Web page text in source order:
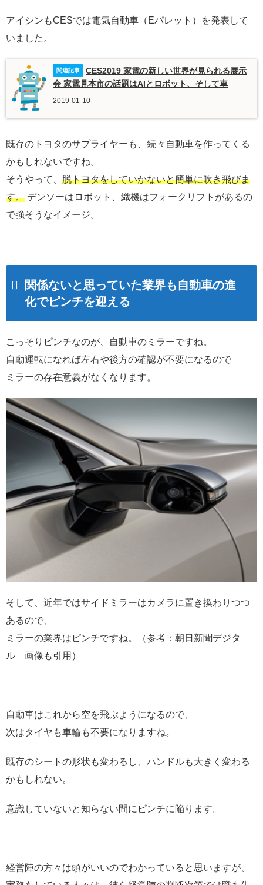
アイシンもCESでは電気自動車（Eパレット）を発表して
いました。
CES2019 家電の新しい世界が見られる展示
会 家電見本市の話題はAIとロボット、そして車
2019-01-10
既存のトヨタのサプライヤーも、続々自動車を作ってくる
かもしれないですね。
そうやって、 脱トヨタをしていかないと簡単に吹き飛びま
す。 デンソーはロボット、織機はフォークリフトがあるの
で強そうなイメージ。
関係ないと思っていた業界も自動車の進
化でピンチを迎える
こっそりピンチなのが、自動車のミラーですね。
自動運転になれば左右や後方の確認が不要になるので
ミラーの存在意義がなくなります。
そして、近年ではサイドミラーはカメラに置き換わりつつ
あるので、
ミラーの業界はピンチですね。（参考：朝日新聞デジタ
ル 画像も引用）
自動車はこれから空を飛ぶようになるので、
次はタイヤも車輪も不要になりますね。
既存のシートの形状も変わるし、ハンドルも大きく変わる
かもしれない。
意識していないと知らない間にピンチに陥ります。
経営陣の方々は頭がいいのでわかっていると思いますが、